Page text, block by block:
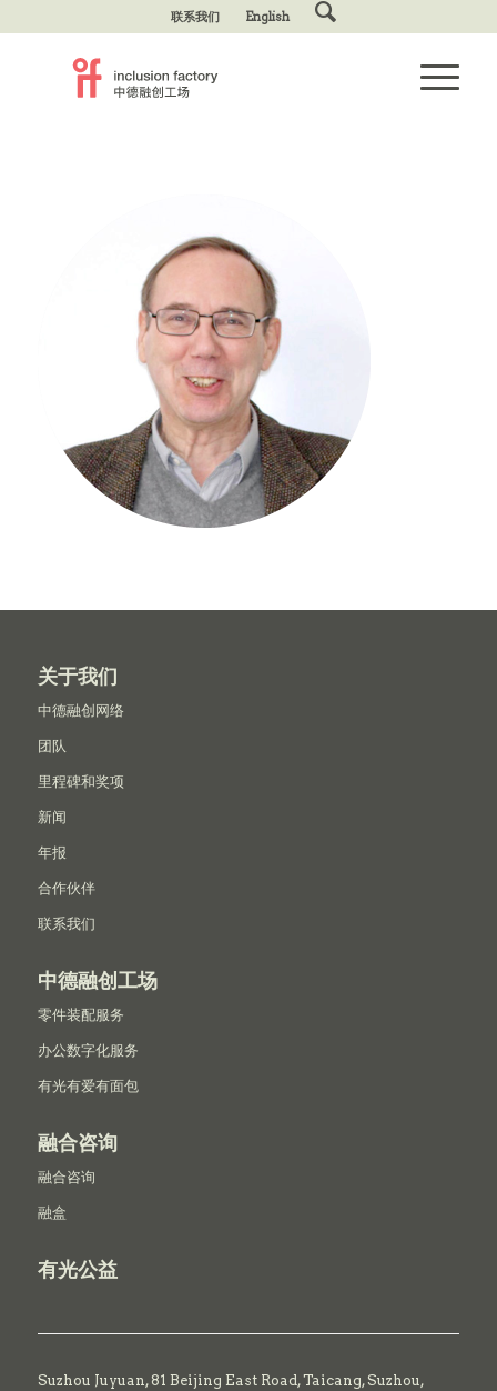
联系我们 English
关于我们
中德融创网络
团队
里程碑和奖项
新闻
年报
合作伙伴
联系我们
中德融创工场
零件装配服务
办公数字化服务
有光有爱有面包
融合咨询
融合咨询
融盒
有光公益
Suzhou Juyuan, 81 Beijing East Road,Taicang,Suzhou,